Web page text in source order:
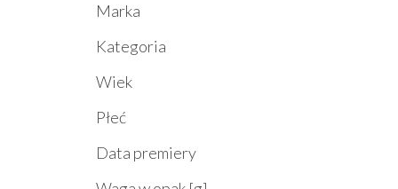
Marka
Kategoria
Wiek
Płeć
Data premiery